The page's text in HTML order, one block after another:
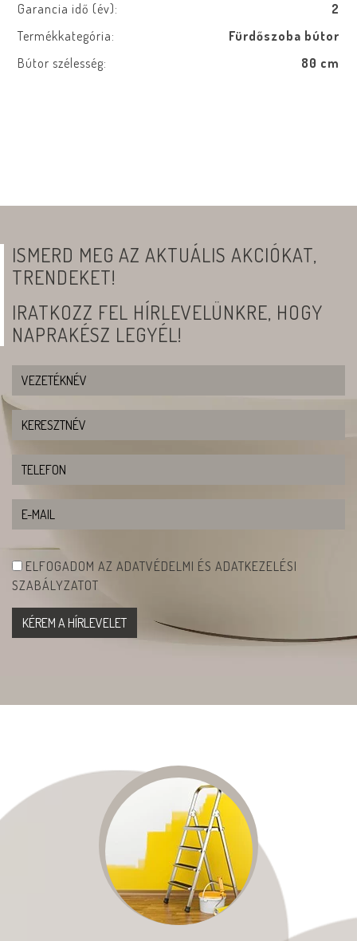
Garancia idő (év):
2
Termékkategória:
Fürdőszoba bútor
Bútor szélesség:
80 cm
ISMERD MEG AZ AKTUÁLIS AKCIÓKAT,
TRENDEKET!
IRATKOZZ FEL HÍRLEVELÜNKRE, HOGY
NAPRAKÉSZ LEGYÉL!
ELFOGADOM AZ ADATVÉDELMI ÉS ADATKEZELÉSI
SZABÁLYZATOT